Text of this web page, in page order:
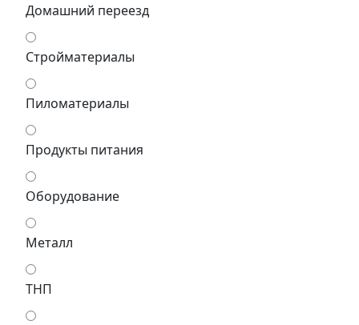
Домашний переезд
Стройматериалы
Пиломатериалы
Продукты питания
Оборудование
Металл
ТНП